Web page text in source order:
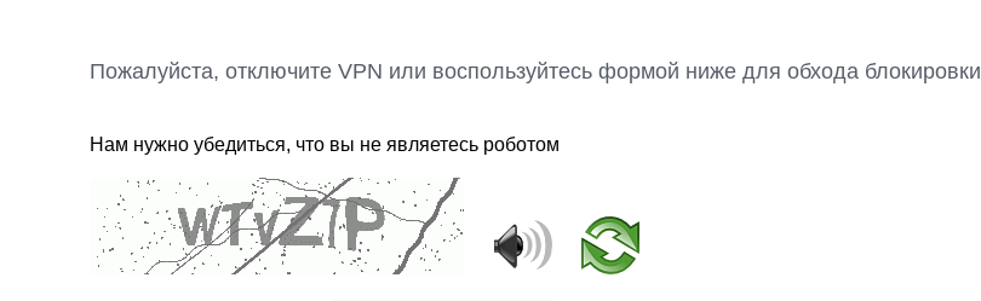
Пожалуйста, отключите VPN или воспользуйтесь формой ниже для обхода блокировки
Нам нужно убедиться, что вы не являетесь роботом